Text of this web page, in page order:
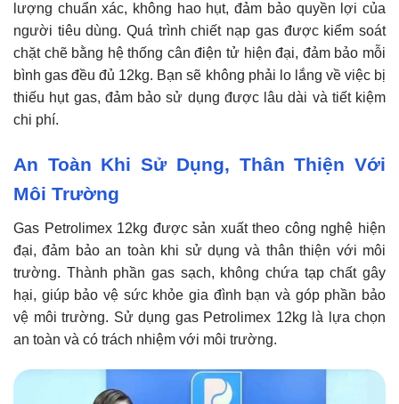
lượng chuẩn xác, không hao hụt, đảm bảo quyền lợi của
người tiêu dùng. Quá trình chiết nạp gas được kiểm soát
chặt chẽ bằng hệ thống cân điện tử hiện đại, đảm bảo mỗi
bình gas đều đủ 12kg. Bạn sẽ không phải lo lắng về việc bị
thiếu hụt gas, đảm bảo sử dụng được lâu dài và tiết kiệm
chi phí.
An Toàn Khi Sử Dụng, Thân Thiện Với
Môi Trường
Gas Petrolimex 12kg được sản xuất theo công nghệ hiện
đại, đảm bảo an toàn khi sử dụng và thân thiện với môi
trường. Thành phần gas sạch, không chứa tạp chất gây
hại, giúp bảo vệ sức khỏe gia đình bạn và góp phần bảo
vệ môi trường. Sử dụng gas Petrolimex 12kg là lựa chọn
an toàn và có trách nhiệm với môi trường.